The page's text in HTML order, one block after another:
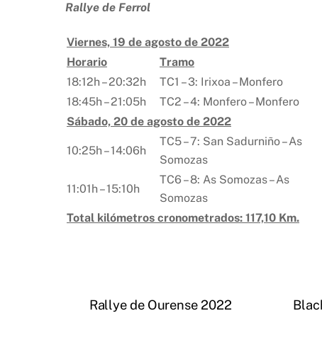
Rallye de Ferrol
Viernes, 19 de agosto de 2022
Horario
Tramo
18:12h – 20:32h
TC1 – 3: Irixoa – Monfero
18:45h – 21:05h
TC2 – 4: Monfero – Monfero
Sábado, 20 de agosto de 2022
10:25h – 14:06h
TC5 – 7: San Sadurniño – As
Somozas
11:01h – 15:10h
TC6 – 8: As Somozas – As
Somozas
Total kilómetros cronometrados: 117,10 Km.
Rallye de Ourense 2022